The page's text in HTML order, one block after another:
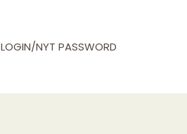
LOGIN/NYT PASSWORD